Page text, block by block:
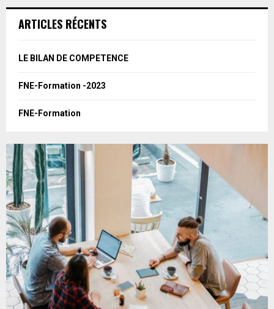
h
o
:
ARTICLES RÉCENTS
LE BILAN DE COMPETENCE
FNE-Formation -2023
FNE-Formation